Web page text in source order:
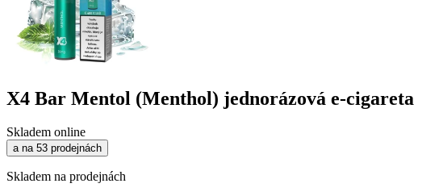
X4 Bar Mentol (Menthol) jednorázová e-cigareta
Skladem online
a na 53 prodejnách
Skladem na prodejnách